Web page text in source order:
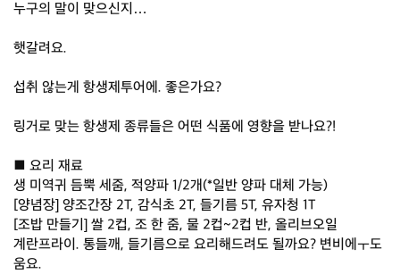
누구의 말이 맞으신지…
햇갈려요.
섭취 않는게 항생제투어에. 좋은가요?
링거로 맞는 항생제 종류들은 어떤 식품에 영향을 받나요?!
■ 요리 재료
생 미역귀 듬뿍 세줌, 적양파 1/2개(*일반 양파 대체 가능)
[양념장] 양조간장 2T, 감식초 2T, 들기름 5T, 유자청 1T
[조밥 만들기] 쌀 2컵, 조 한 줌, 물 2컵~2컵 반, 올리브오일
계란프라이. 통들깨, 들기름으로 요리해드려도 될까요? 변비에ㅜ도
움요.